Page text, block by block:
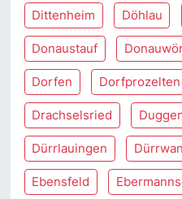
Dittenheim Döhlau
Donaustauf
Dorfen Dorfprozelten
Drachselsried
Dürrlauingen
Ebensfeld